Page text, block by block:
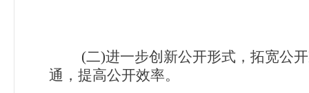
(二)进一步创新公开形式，拓宽公
通，提高公开效率。